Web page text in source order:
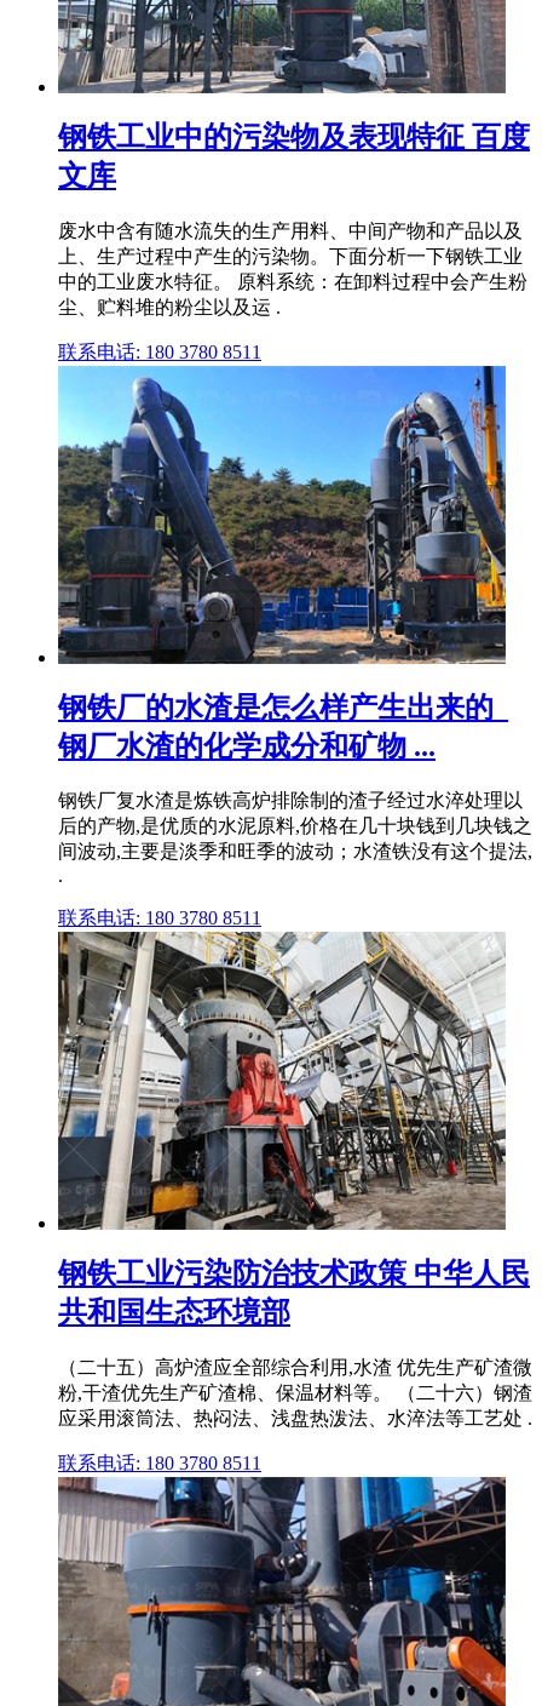
钢铁工业中的污染物及表现特征 百度
文库
废水中含有随水流失的生产用料、中间产物和产品以及
上、生产过程中产生的污染物。下面分析一下钢铁工业
中的工业废水特征。 原料系统：在卸料过程中会产生粉
尘、贮料堆的粉尘以及运 .
联系电话: 180 3780 8511
钢铁厂的水渣是怎么样产生出来的_
钢厂水渣的化学成分和矿物 ...
钢铁厂复水渣是炼铁高炉排除制的渣子经过水淬处理以
后的产物,是优质的水泥原料,价格在几十块钱到几块钱之
间波动,主要是淡季和旺季的波动；水渣铁没有这个提法,
.
联系电话: 180 3780 8511
钢铁工业污染防治技术政策 中华人民
共和国生态环境部
（二十五）高炉渣应全部综合利用,水渣 优先生产矿渣微
粉,干渣优先生产矿渣棉、保温材料等。 （二十六）钢渣
应采用滚筒法、热闷法、浅盘热泼法、水淬法等工艺处 .
联系电话: 180 3780 8511